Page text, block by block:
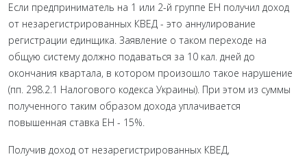
Если предприниматель на 1 или 2-й группе ЕН получил доход
от незарегистрированных КВЕД - это аннулирование
регистрации единщика. Заявление о таком переходе на
общую систему должно подаваться за 10 кал. дней до
окончания квартала, в котором произошло такое нарушение
(пп. 298.2.1 Налогового кодекса Украины). При этом из суммы
полученного таким образом дохода уплачивается
повышенная ставка ЕН - 15%.
Получив доход от незарегистрированных КВЕД,